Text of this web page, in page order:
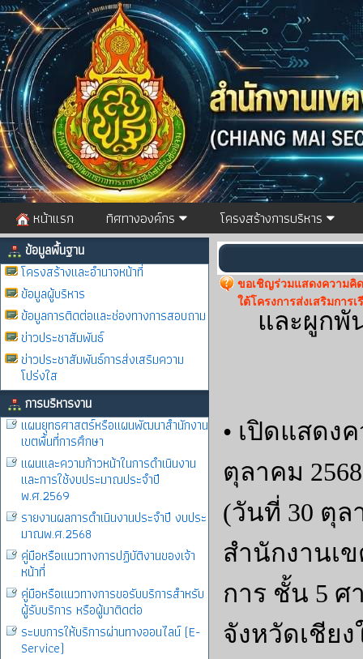
หน้าแรก ทิศทางองค์กร โครงสร้างการบริหาร
ข้อมูลพื้นฐาน
โครงสร้างและอำนาจหน้าที่
ข้อมูลผู้บริหาร
ข้อมูลการติดต่อและช่องทางการสอบถาม
ข่าวประชาสัมพันธ์
ข่าวประชาสัมพันธ์การส่งเสริมความ
โปร่งใส
การบริหารงาน
แผนยุทธศาสตร์หรือแผนพัฒนาสำนักงาน
เขตพื้นที่การศึกษา
แผนและความก้าวหน้าในการดำเนินงาน
และการใช้งบประมาณประจำปี
พ.ศ.2569
รายงานผลการดำเนินงานประจำปี งบประ
มาณพ.ศ.2568
คู่มือหรือแนวทางการปฏิบัติงานของเจ้า
หน้าที่
คู่มือหรือแนวทางการขอรับบริการสำหรับ
ผู้รับบริการ หรือผู้มาติดต่อ
ระบบการให้บริการผ่านทางออนไลน์ (E-
Service)
ขอเชิญร่วมแสดงความคิ
ใต้โครงการส่งเสริมการ
และผูกพั
• เปิดแสดง
ตุลาคม
(วันที่ 30 ตุล
สำนักงานเ
การ ชั้น 5 ศ
จังหวัดเชียง